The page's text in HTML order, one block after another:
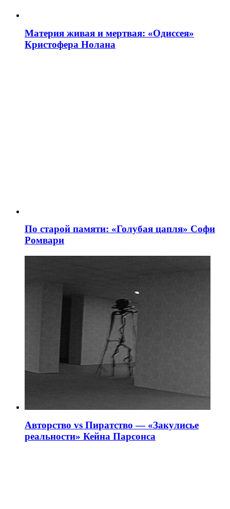
Материя живая и мертвая: «Одиссея»
Кристофера Нолана
По старой памяти: «Голубая цапля» Софи
Ромвари
Авторство vs Пиратство — «Закулисье
реальности» Кейна Парсонса